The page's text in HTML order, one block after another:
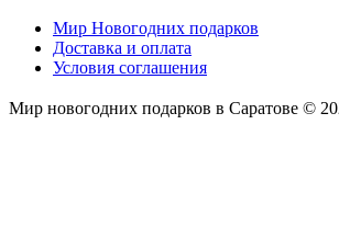
Мир Новогодних подарков
Доставка и оплата
Условия соглашения
Мир новогодних подарков в Саратове ©